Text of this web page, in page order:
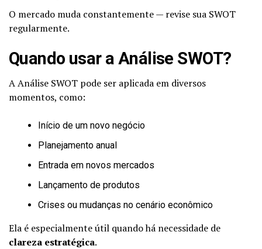
O mercado muda constantemente — revise sua SWOT
regularmente.
Quando usar a Análise SWOT?
A Análise SWOT pode ser aplicada em diversos
momentos, como:
Início de um novo negócio
Planejamento anual
Entrada em novos mercados
Lançamento de produtos
Crises ou mudanças no cenário econômico
Ela é especialmente útil quando há necessidade de
clareza estratégica.